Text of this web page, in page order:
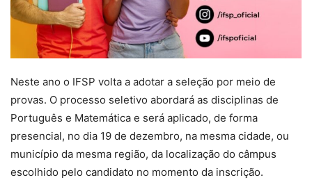
Neste ano o IFSP volta a adotar a seleção por meio de
provas. O processo seletivo abordará as disciplinas de
Português e Matemática e será aplicado, de forma
presencial, no dia 19 de dezembro, na mesma cidade, ou
município da mesma região, da localização do câmpus
escolhido pelo candidato no momento da inscrição.